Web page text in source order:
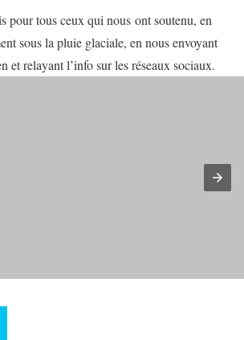
pour tous ceux qui nous ont soutenu, en
sous la pluie glaciale, en nous envoyant
et relayant l’info sur les réseaux sociaux.